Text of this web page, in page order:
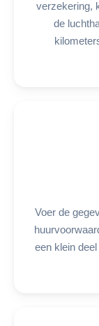
verzekering,
de
Voer de
een klein